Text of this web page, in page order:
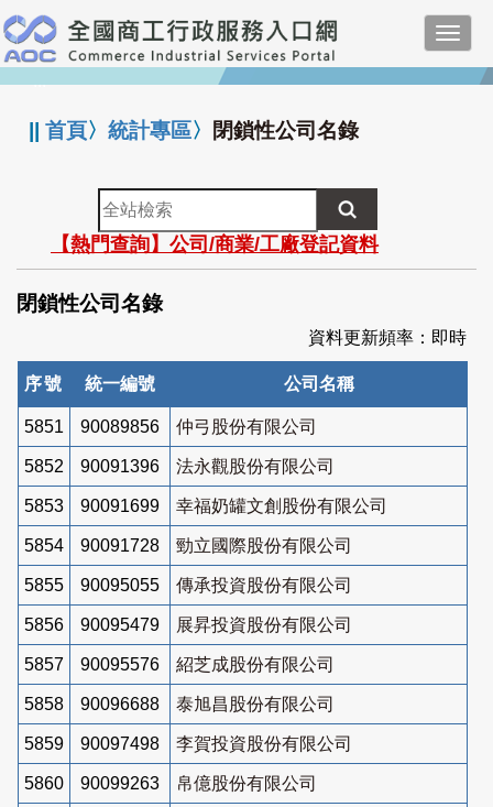
跳
到
主
要
:::
||首頁〉統計專區〉 閉鎖性公司名錄
全
站
檢
索
【熱門查詢】公司/商業/工廠登記資料
閉鎖性公司名錄
資料更新頻率：即時
序號 統一編號 公司名稱
5851 90089856 仲弓股份有限公司
5852 90091396 法永觀股份有限公司
5853 90091699 幸福奶罐文創股份有限公司
5854 90091728 勁立國際股份有限公司
5855 90095055 傳承投資股份有限公司
5856 90095479 展昇投資股份有限公司
5857 90095576 紹芝成股份有限公司
5858 90096688 泰旭昌股份有限公司
5859 90097498 李賀投資股份有限公司
5860 90099263 帛億股份有限公司